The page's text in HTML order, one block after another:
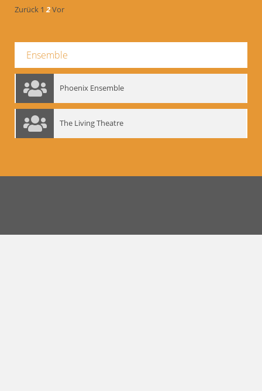
Zurück 1 2Vor
Ensemble
Phoenix Ensemble
The Living Theatre